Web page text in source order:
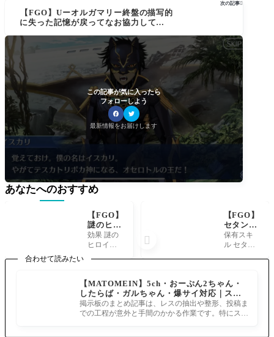
次の記事
【FGO】Uーオルガマリー終盤の描写的
に失った記憶が戻ってなお協力してくれ
この記事が気に入ったら
フォローしよう
最新情報をお届けします
合わせて読みたい
【MATOMEIN】5ch・おーぷん2ちゃん・
したらば・ガルちゃん・爆サイ対応｜スマ
ホでまとめ記事を作れるアプリ FGOのまと
め記事ができるまで
掲示板のまとめ記事は、レスの抽出や整形、投稿ま
での工程が意外と手間のかかる作業です。特にスマ
あなたへのおすすめ
【FGO】
謎のヒロ
インXX
オルタの
ー」そい
つはヨー
ヨー／ド
ローン／
効果 謎の
ヒロインX
装備時の
み、自身
がフィー
ルドにい
【FGO】
セタンタ
の絆礼装
『唸る仔
この仔犬
は、セタ
ンタの戦
いを補助
保有スキ
ル セタン
身がフィ
ールドに
いる間、
味方全体
